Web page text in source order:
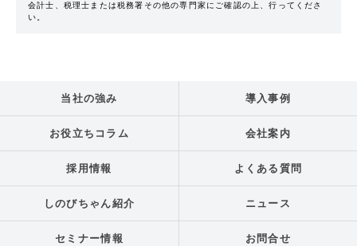
会計士、税理士または税務署その他の専門家にご確認の上、行ってくださ
い。
当社の強み 導入事例
お役立ちコラム 会社案内
採用情報 よくある質問
しのびちゃん紹介 ニュース
セミナー情報 お問合せ